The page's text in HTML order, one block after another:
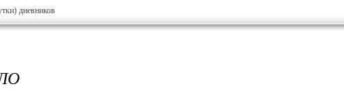
дневников